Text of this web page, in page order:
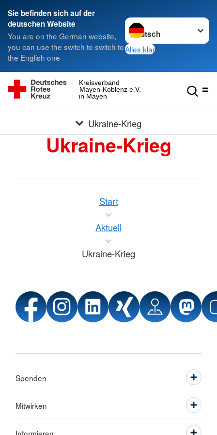
Sie befinden sich auf der
deutschen Website
You are on the German website,
you can use the switch to switch to
the English one
Sprache wechseln zu
Alles klar
in Mayen
Mayen-Koblenz e.V.
Kreisverband
Ukraine-Krieg
Ukraine-Krieg
Start
Aktuell
Ukraine-Krieg
Spenden
Mitwirken